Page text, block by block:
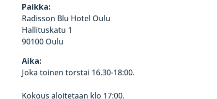
Paikka:
Radisson Blu Hotel Oulu
Hallituskatu 1
90100 Oulu
Aika:
Joka toinen torstai 16.30-18:00.
Kokous aloitetaan klo 17:00.